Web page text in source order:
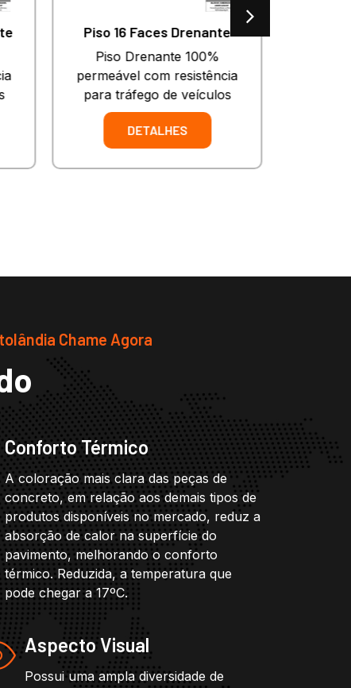
Piso 16 Faces Drenante
Piso Drenante 100%
permeável com resistência
para tráfego de veículos
DETALHES
Chame Agora
Conforto Térmico
A coloração mais clara das peças de
concreto, em relação aos demais tipos de
produtos disponíveis no mercado, reduz a
absorção de calor na superfície do
pavimento, melhorando o conforto
térmico. Reduzida, a temperatura que
pode chegar a 17ºC.
Aspecto Visual
Possui uma ampla diversidade de